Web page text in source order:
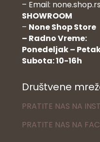
– Email:
SHOWROOM
– None Shop Store
– Radno Vreme:
Ponedeljak –
Subota: 10-16h
Društvene
PRATITE NAS NA
PRATITE NAS NA